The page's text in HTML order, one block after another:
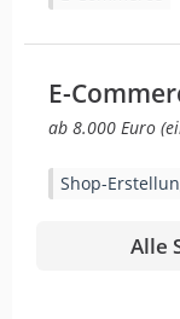
E-
ab 8.000 Euro
Shop-
Alle